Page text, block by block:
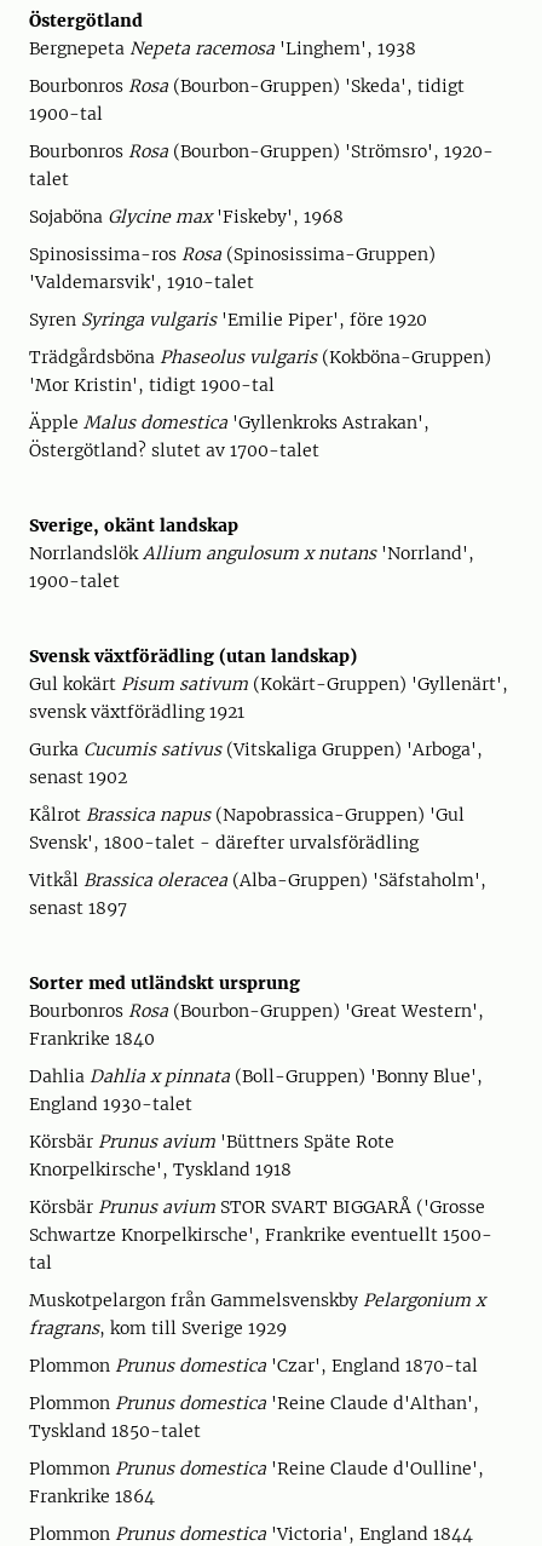
Östergötland
Bergnepeta Nepeta racemosa 'Linghem', 1938
Bourbonros Rosa (Bourbon-Gruppen) 'Skeda', tidigt
1900-tal
Bourbonros Rosa (Bourbon-Gruppen) 'Strömsro', 1920-
talet
Sojaböna Glycine max'Fiskeby', 1968
Spinosissima-ros Rosa (Spinosissima-Gruppen)
'Valdemarsvik', 1910-talet
Syren Syringa vulgaris'Emilie Piper', före 1920
Trädgårdsböna Phaseolus vulgaris(Kokböna-Gruppen)
'Mor Kristin', tidigt 1900-tal
Äpple Malus domestica 'Gyllenkroks Astrakan',
Östergötland? slutet av 1700-talet
Sverige, okänt landskap
NorrlandslökAllium angulosum x nutans'Norrland',
1900-talet
Svensk växtförädling (utan landskap)
Gul kokärt Pisum sativum (Kokärt-Gruppen) 'Gyllenärt',
svensk växtförädling 1921
Gurka Cucumis sativus(Vitskaliga Gruppen) 'Arboga',
senast 1902
Kålrot Brassica napus(Napobrassica-Gruppen) 'Gul
Svensk', 1800-talet - därefter urvalsförädling
Vitkål Brassica oleracea (Alba-Gruppen) 'Säfstaholm',
senast 1897
Sorter med utländskt ursprung
Bourbonros Rosa (Bourbon-Gruppen) 'Great Western',
Frankrike 1840
Dahlia Dahlia x pinnata (Boll-Gruppen) 'Bonny Blue',
England 1930-talet
Körsbär Prunus avium 'Büttners Späte Rote
Knorpelkirsche', Tyskland 1918
Körsbär Prunus avium STOR SVART BIGGARÅ ('Grosse
Schwartze Knorpelkirsche', Frankrike eventuellt 1500-
tal
Muskotpelargon från Gammelsvenskby Pelargonium x
fragrans, kom till Sverige 1929
Plommon Prunus domestica 'Czar', England 1870-tal
Plommon Prunus domestica 'Reine Claude d'Althan',
Tyskland 1850-talet
Plommon Prunus domestica 'Reine Claude d'Oulline',
Frankrike 1864
Plommon Prunus domestica 'Victoria', England 1844